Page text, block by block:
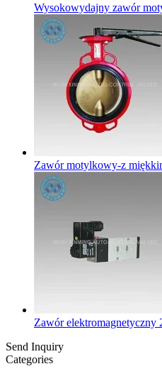
Wysokowydajny zawór
Zawór motylkowy-z
Zawór elektromagnetyczny
Send Inquiry
Categories